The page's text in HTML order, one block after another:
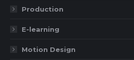
Production
E-learning
Motion Design